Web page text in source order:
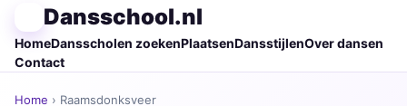
Dansschool.nl
HomeDansscholen zoekenPlaatsenDansstijlenOver dansen
Contact
Home › Raamsdonksveer